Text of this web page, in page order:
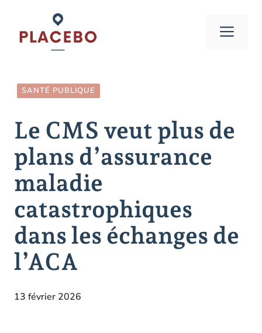
contenu
SANTÉ PUBLIQUE
Le CMS veut plus de
plans d’assurance
maladie
catastrophiques
dans les échanges de
l’ACA
13 février 2026